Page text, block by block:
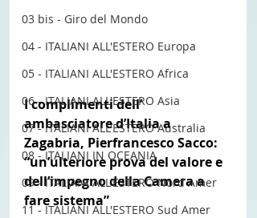
03 bis - Giro del Mondo
04 - ITALIANI ALL'ESTERO Europa
05 - ITALIANI ALL'ESTERO Africa
06 - ITALIANI ALL'ESTERO Asia
07 - ITALIANI ALL'ESTERO Australia
08 - ITALIANI IN OCEANIA
09 - ITALIANI ALL'ESTERO Nord Amer
11 - ITALIANI ALL'ESTERO Sud Amer
I complimenti dell’
ambasciatore d’Italia a
Zagabria, Pierfrancesco Sacco:
“un’ulteriore prova del valore e
dell’impegno della Camera a
fare sistema”